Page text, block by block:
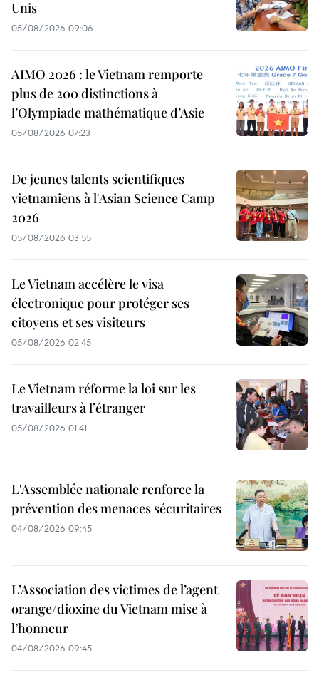
Unis
05/08/2026 09:06
AIMO 2026 : le Vietnam remporte
plus de 200 distinctions à
l’Olympiade mathématique d’Asie
05/08/2026 07:23
De jeunes talents scientifiques
vietnamiens à l'Asian Science Camp
2026
05/08/2026 03:55
Le Vietnam accélère le visa
électronique pour protéger ses
citoyens et ses visiteurs
05/08/2026 02:45
Le Vietnam réforme la loi sur les
travailleurs à l’étranger
05/08/2026 01:41
L'Assemblée nationale renforce la
prévention des menaces sécuritaires
04/08/2026 09:45
L’Association des victimes de l’agent
orange/dioxine du Vietnam mise à
l’honneur
04/08/2026 09:45